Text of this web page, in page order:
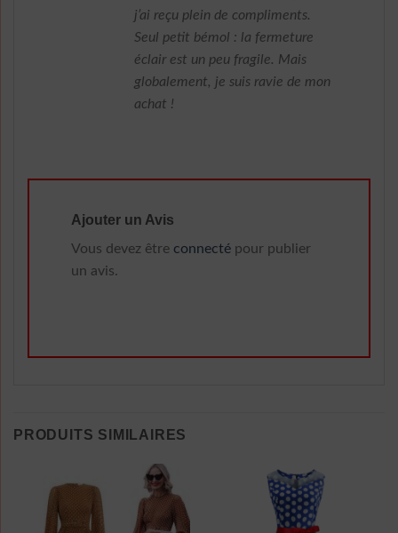
j’ai reçu plein de compliments.
Seul petit bémol : la fermeture
éclair est un peu fragile. Mais
globalement, je suis ravie de mon
achat !
Ajouter un Avis
Vous devez être connecté pour publier
un avis.
PRODUITS SIMILAIRES